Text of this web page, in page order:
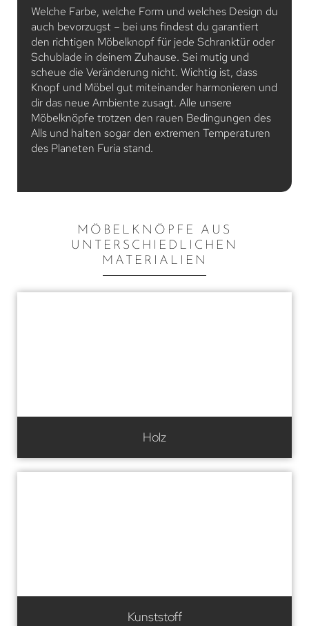
Welche Farbe, welche Form und welches Design du
auch bevorzugst – bei uns findest du garantiert
den richtigen Möbelknopf für jede Schranktür oder
Schublade in deinem Zuhause. Sei mutig und
scheue die Veränderung nicht. Wichtig ist, dass
Knopf und Möbel gut miteinander harmonieren und
dir das neue Ambiente zusagt. Alle unsere
Möbelknöpfe trotzen den rauen Bedingungen des
Alls und halten sogar den extremen Temperaturen
des Planeten Furia stand.
MÖBELKNÖPFE AUS
UNTERSCHIEDLICHEN
MATERIALIEN
Holz
Kunststoff